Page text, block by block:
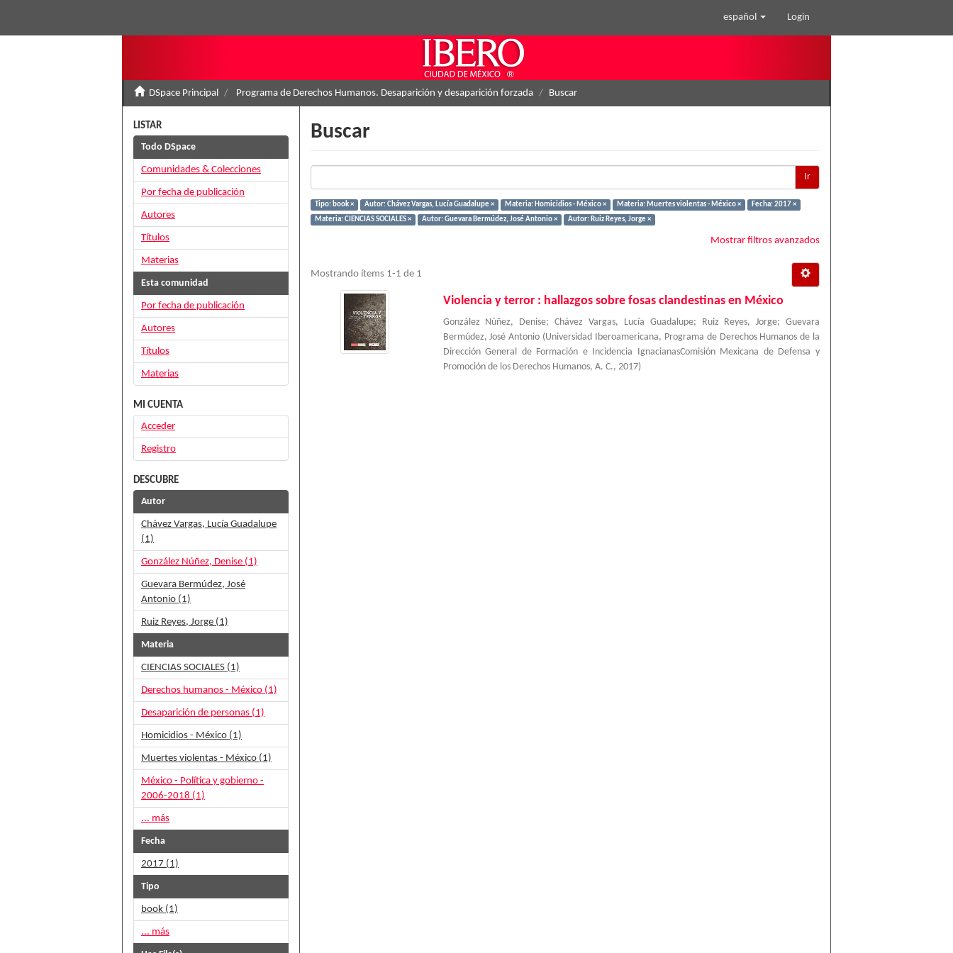
español Login
DSpace Principal Programa de Derechos Humanos. Desaparición y desaparición forzada Buscar
Buscar
Ir
Tipo: book × Autor: Chávez Vargas, Lucía Guadalupe × Materia: Homicidios - México × Materia: Muertes violentas - México ×
Fecha: 2017 ×
Materia: CIENCIAS SOCIALES ×
Autor: Guevara Bermúdez, José Antonio × Autor: Ruiz Reyes, Jorge ×
Mostrar filtros avanzados
Mostrando ítems 1-1 de 1
Violencia y terror : hallazgos sobre fosas clandestinas en México
González Núñez, Denise;Chávez Vargas, Lucía Guadalupe; Ruiz Reyes, Jorge;Guevara
Bermúdez, José Antonio (Universidad Iberoamericana, Programa de Derechos Humanos de la
Dirección General de Formación e Incidencia IgnacianasComisión Mexicana de Defensa y
Promoción de los Derechos Humanos, A. C., 2017)
LISTAR
Todo DSpace
Comunidades & Colecciones
Por fecha de publicación
Autores
Títulos
Materias
Esta comunidad
Por fecha de publicación
Autores
Títulos
Materias
MI CUENTA
Acceder
Registro
DESCUBRE
Autor
Chávez Vargas, Lucía Guadalupe
(1)
González Núñez, Denise (1)
Guevara Bermúdez, José
Antonio (1)
Ruiz Reyes, Jorge (1)
Materia
CIENCIAS SOCIALES (1)
Derechos humanos - México (1)
Desaparición de personas (1)
Homicidios - México (1)
Muertes violentas - México (1)
México - Política y gobierno -
2006-2018 (1)
... más
Fecha
2017 (1)
Tipo
book (1)
... más